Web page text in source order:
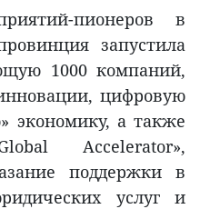
пионеров в
запустила
1000 компаний,
цифровую
экономику, а также
Accelerator»,
поддержки в
услуг и